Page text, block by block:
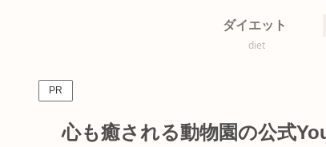
ダイエット
diet
PR
心も癒される動物園の公式